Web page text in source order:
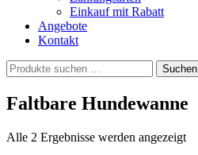
Einkauf mit Rabatt
Angebote
Kontakt
Suchen
nach:
Suchen
Faltbare Hundewanne
Alle 2 Ergebnisse werden angezeigt